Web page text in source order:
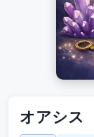
オアシス